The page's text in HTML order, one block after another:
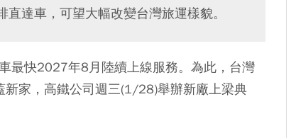
達車，可望大幅改變台灣旅運樣貌。
最快2027年8月陸續上線服務。為此，台灣
家，高鐵公司週三(1/28)舉辦新廠上梁典